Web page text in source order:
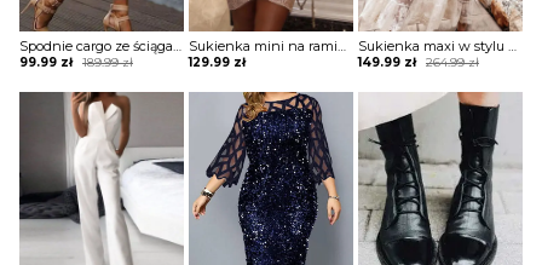
Spodnie cargo ze ściągaczami na dole
189.99zł
Original
was:
189.99 zł.
99.99 zł
Current
is:
99.99 zł.
Sukienka mini na ramiączkach błyszcząca
129.99 zł
Sukienka maxi w stylu boho z tiulową warstwą
264.99zł
Original
was:
264.99 zł.
149.99 zł
Current
is:
149.99 zł.